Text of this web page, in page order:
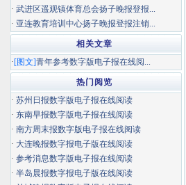
· 武进区遥观镇体育总会扬子晚报登报...
· 亚连教育培训中心扬子晚报登报注销...
相关文章
·[图文]青年参考数字版电子报在线阅...
热门阅览
· 苏州日报数字版电子报在线阅读
· 东南早报数字版电子报在线阅读
· 南方周末报数字版电子报在线阅读
· 大连晚报数字报电子版在线阅读
· 参考消息数字版电子报在线阅读
· 半岛晨报数字报电子版在线阅读